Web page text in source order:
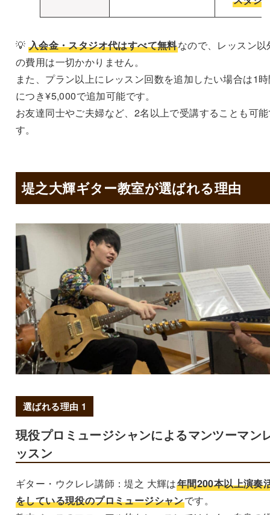
💡 入会金・スタジオ代はすべて無料なので、レッスン以
の費用は一切かかりません。
また、プラン以上にレッスン回数を追加したい場合は1
につき¥5,000で追加可能です。
お友達同士やご夫婦など、2名以上で受講することも可
す。
堤之大輝ギター教室が選ばれる理由
選ばれる理由 1
現役プロミュージシャンによるマンツーマン
ッスン
ギター・ウクレレ講師：堤之 大輝は年間200本以上演奏
をしている現役のプロミュージシャンです。